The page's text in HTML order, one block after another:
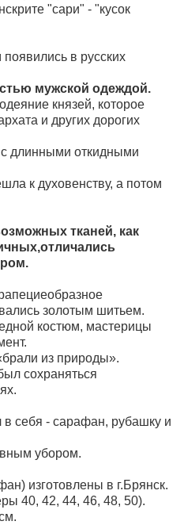
"сари" - "кусок
в русских
мужской одеждой.
князей, которое
и других дорогих
длинными откидными
к духовенству, а потом
тканей, как
золотым шитьем.
костюм, мастерицы
из природы».
сохраняться
себя - сарафан, рубашку и
убором.
изготовлены в г.Брянск.
40, 42, 44, 46, 48, 50).